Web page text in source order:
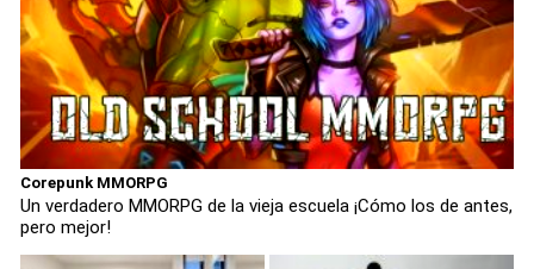
Corepunk MMORPG
Un verdadero MMORPG de la vieja escuela ¡Cómo los de antes,
pero mejor!